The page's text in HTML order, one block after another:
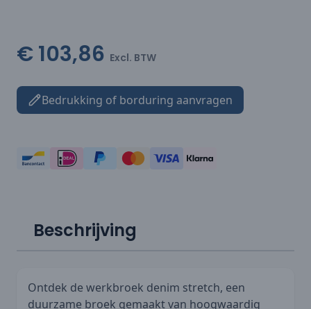
€ 103,86 Excl. BTW
Bedrukking of borduring aanvragen
Beschrijving
Ontdek de werkbroek denim stretch, een
duurzame broek gemaakt van hoogwaardig